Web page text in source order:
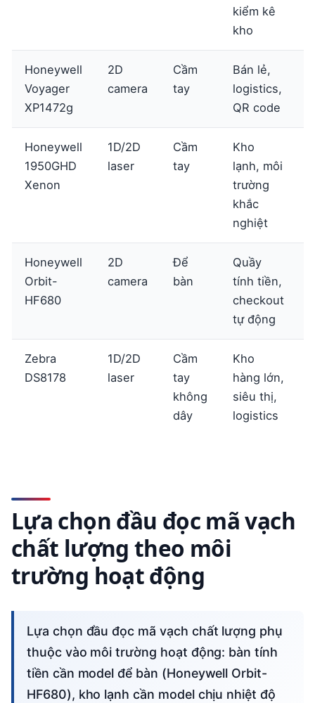
kiểm kê
kho
Honeywell
Voyager
XP1472g
2D
camera
Cầm
tay
Bán lẻ,
logistics,
QR code
Honeywell
1950GHD
Xenon
1D/2D
laser
Cầm
tay
Kho
lạnh, môi
trường
khắc
nghiệt
Honeywell
Orbit-
HF680
2D
camera
Để
bàn
Quầy
tính tiền,
checkout
tự động
Zebra
DS8178
1D/2D
laser
Cầm
tay
không
dây
Kho
hàng lớn,
siêu thị,
logistics
Lựa chọn đầu đọc mã vạch
chất lượng theo môi
trường hoạt động
Lựa chọn đầu đọc mã vạch chất lượng phụ
thuộc vào môi trường hoạt động: bàn tính
tiền cần model để bàn (Honeywell Orbit-
HF680), kho lạnh cần model chịu nhiệt độ